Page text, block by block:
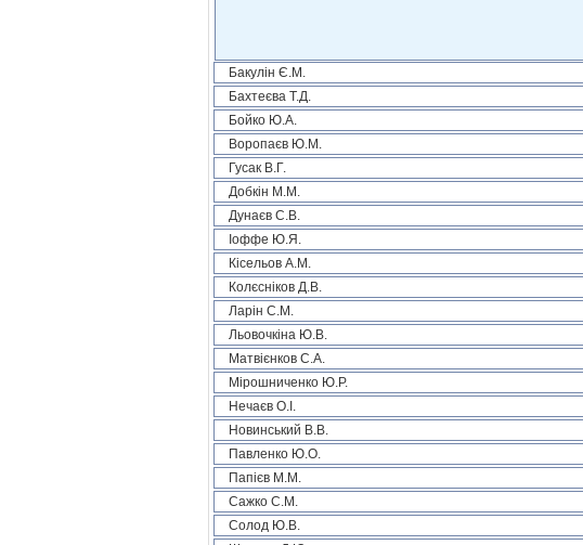
Бакулін Є.М.
Бахтеєва Т.Д.
Бойко Ю.А.
Воропаєв Ю.М.
Гусак В.Г.
Добкін М.М.
Дунаєв С.В.
Іоффе Ю.Я.
Кісельов А.М.
Колєсніков Д.В.
Ларін С.М.
Льовочкіна Ю.В.
Матвієнков С.А.
Мірошниченко Ю.Р.
Нечаєв О.І.
Новинський В.В.
Павленко Ю.О.
Папієв М.М.
Сажко С.М.
Солод Ю.В.